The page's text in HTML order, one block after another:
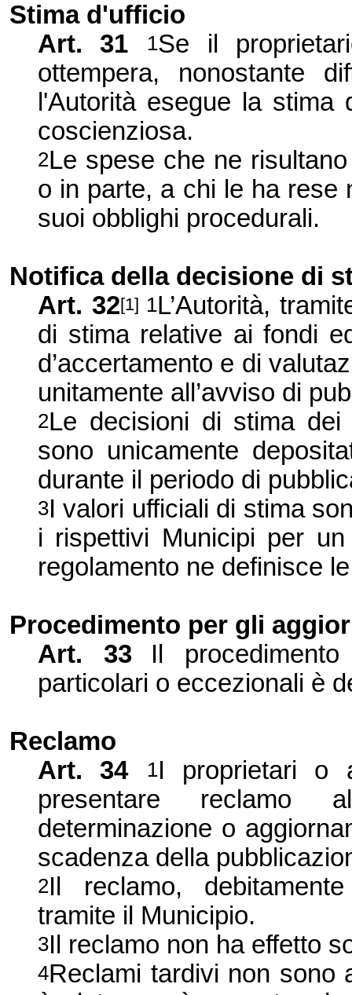
Stima d'ufficio
Art. 31
1Se il
ottempera, nonostante
l'Autorità esegue la
coscienziosa.
2Le spese che ne
o in parte, a chi le ha rese
suoi obblighi procedurali.
Notifica della decisione di
Art. 32[1] 1L’Autorità,
di stima relative ai fondi
d’accertamento e di
unitamente all’avviso di
2Le decisioni di stima
sono unicamente
durante il periodo di
3I valori ufficiali di stima
i rispettivi Municipi per
regolamento ne definisce
Procedimento per gli
Art. 33
Il
particolari o eccezionali è
Reclamo
Art. 34
1I proprietari o
presentare reclamo
determinazione o
scadenza della
2Il reclamo,
tramite il Municipio.
3Il reclamo non ha effetto
4Reclami tardivi non sono